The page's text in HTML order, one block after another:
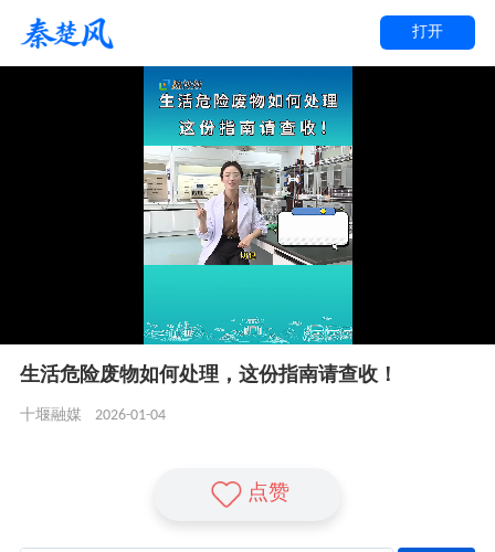
打开
生活危险废物如何处理，这份指南请查收！
十堰融媒 2026-01-04
点赞